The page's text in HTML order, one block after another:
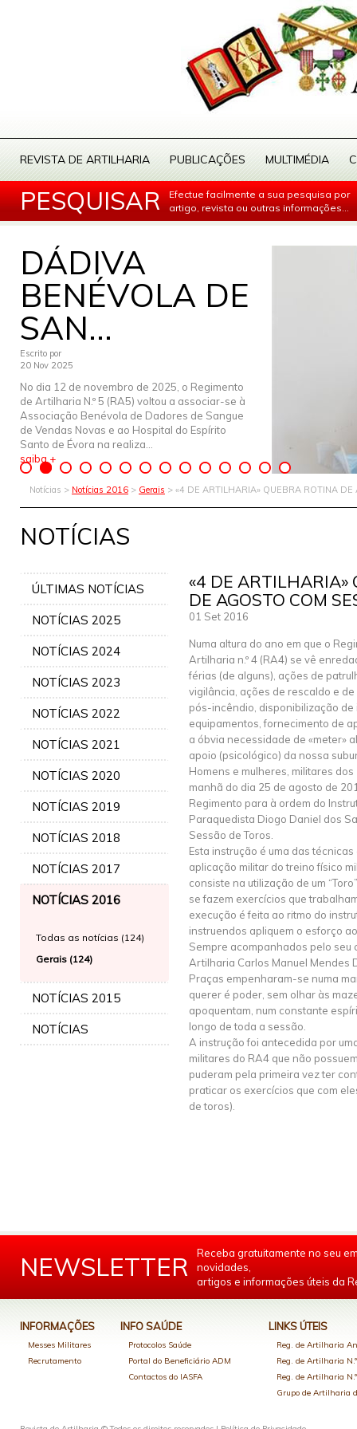
REVISTA DE ARTILHARIA PUBLICAÇÕES MULTIMÉDIA
PESQUISAR
Efectue facilmente a sua pesquisa por
artigo, revista ou outras informações...
DÁDIVA
BENÉVOLA DE
SAN...
Escrito por
20 Nov 2025
No dia 12 de novembro de 2025, o Regimento
de Artilharia N.º 5 (RA5) voltou a associar-se à
Associação Benévola de Dadores de Sangue
de Vendas Novas e ao Hospital do Espírito
Santo de Évora na realiza...
saiba +
Notícias > Notícias 2016 > Gerais > «4 DE ARTILHARIA» QUEBRA ROTINA
NOTÍCIAS
ÚLTIMAS NOTÍCIAS
NOTÍCIAS 2025
NOTÍCIAS 2024
NOTÍCIAS 2023
NOTÍCIAS 2022
NOTÍCIAS 2021
NOTÍCIAS 2020
NOTÍCIAS 2019
NOTÍCIAS 2018
NOTÍCIAS 2017
NOTÍCIAS 2016
Todas as notícias (124)
Gerais (124)
NOTÍCIAS 2015
NOTÍCIAS
«4 DE ARTILHARIA»
DE AGOSTO COM
01 Set 2016
Numa altura do ano em que o
Artilharia n.º 4 (RA4) se vê
férias (de alguns), ações de
vigilância, ações de rescaldo e
pós-incêndio, disponibilização
equipamentos, fornecimento de
a óbvia necessidade de «meter»
apoio (psicológico) da nossa
Homens e mulheres, militares
manhã do dia 25 de agosto de
Regimento para à ordem do
Paraquedista Diogo Daniel dos
Sessão de Toros.
Esta instrução é uma das
aplicação militar do treino físico
consiste na utilização de um
se fazem exercícios que
execução é feita ao ritmo do
instruendos apliquem o esforço
Sempre acompanhados pelo seu
Artilharia Carlos Manuel Mendes
Praças empenharam-se numa
querer é poder, sem olhar às
apoquentam, num constante
longo de toda a sessão.
A instrução foi antecedida por
militares do RA4 que não
puderam pela primeira vez ter
praticar os exercícios que com
de toros).
NEWSLETTER
Receba gratuitamente no seu
novidades,
artigos e informações úteis da
INFORMAÇÕES
Messes Militares
Recrutamento
INFO SAÚDE
Protocolos Saúde
Portal do Beneficiário ADM
Contactos do IASFA
LINKS ÚTEIS
Reg. de Artilharia
Reg. de Artilharia
Reg. de Artilharia
Grupo de Artilharia